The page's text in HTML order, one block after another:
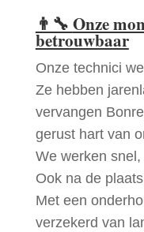
👨‍🔧 Onze
betrouwbaar
Onze technici
Ze hebben
vervangen
gerust hart van
We werken
Ook na de
Met een
verzekerd van